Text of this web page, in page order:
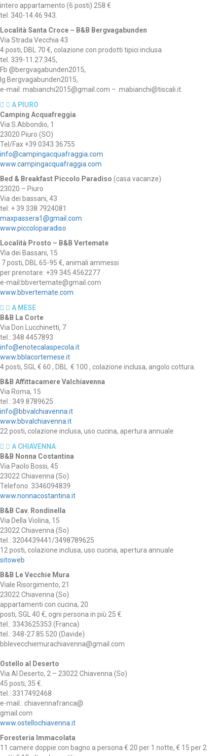
intero appartamento (6 posti) 258 €
tel. 340-14.46.943.
Località Santa Croce – B&B Bergvagabunden
Via Strada Vecchia 43
4 posti, DBL 70 €, colazione con prodotti tipici inclusa
tel. 339-11.27.345,
Fb @bergvagabunden2015,
Ig Bergvagabunden2015,
e-mail: mabianchi2015@gmail.com – mabianchi@tiscali.it.
A PIURO
Camping Acquafreggia
Via S.Abbondio, 1
23020 Piuro (SO)
Tel/Fax +39 0343 36755
info@campingacquafraggia.com
www.campingacquafraggia.com
Bed & Breakfast Piccolo Paradiso (casa vacanze)
23020 – Piuro
Via dei bassani, 43
tel: + 39 338 7924081
maxpassera1@gmail.com
www.piccoloparadiso
Località Prosto – B&B Vertemate
Vìa dei Bassani, 15
7 posti, DBL 65-95 €, animali ammessi
per prenotare: +39 345 4562277
e-mail:bbvertemate@gmail.com
www.bbvertemate.com
A MESE
B&B La Corte
Via Don Lucchinetti, 7
tel.: 348 4457893
info@enotecalaspecola.it
www.bblacortemese.it
4 posti, SGL € 60 , DBL € 100 , colazione inclusa, angolo cottura.
B&B Affittacamere Valchiavenna
Via Roma, 15
tel.: 349 8789625
info@bbvalchiavenna.it
www.bbvalchiavenna.it
22 posti, colazione inclusa, uso cucina, apertura annuale
A CHIAVENNA
B&B Nonna Costantina
Via Paolo Bossi, 45
23022 Chiavenna (So)
Telefono: 3346094839
www.nonnacostantina.it
B&B Cav. Rondinella
Via Della Violina, 15
23022 Chiavenna (So)
tel.: 3204439441/3498789625
12 posti, colazione inclusa, uso cucina, apertura annuale
sitoweb
B&B Le Vecchie Mura
Viale Risorgimento, 21
23022 Chiavenna (So)
appartamenti con cucina, 20
posti, SGL 40 €, ogni persona in più 25 €.
tel.: 3343625353 (Franca)
tel.: 348-27.85.520 (Davide)
bblevecchiemurachiavenna@gmail.com
Ostello al Deserto
Via Al Deserto, 2 – 23022 Chiavenna (So)
45 posti, 35 €.
tel.: 3317492468
e-mail.: chiavennafranca@
gmail.com
www.ostellochiavenna.it
Foresteria Immacolata
11 camere doppie con bagno a persona € 20 per 1 notte, € 15 per 2